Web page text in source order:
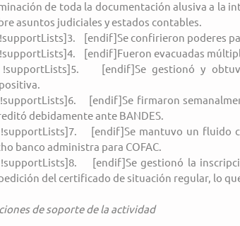
de toda la documentación alusiva a la
asuntos judiciales y estados contables.
[endif]Se confirieron poderes
[endif]Fueron evacuadas
[endif]Se gestionó y
[endif]Se firmaron
debidamente ante BANDES.
[endif]Se mantuvo un fluido
banco administra para COFAC.
[endif]Se gestionó la
del certificado de situación regular, lo
de soporte de la actividad